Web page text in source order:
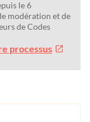
le 6
modération et de
de Codes
processus